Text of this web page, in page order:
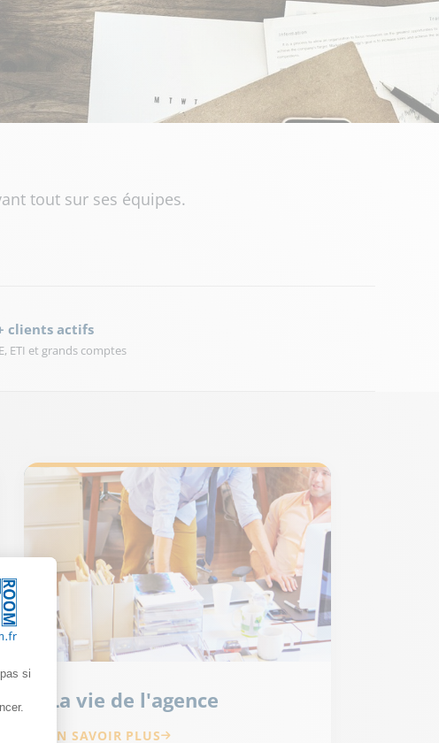
tout sur ses équipes.
clients actifs
ETI et grands comptes
La vie de l'agence
EN SAVOIR PLUS